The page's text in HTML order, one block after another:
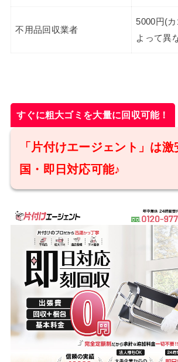
不用品回収業者
5000円(
よって異
すぐに粗大ゴミを大量に回収可能！
「片付けエージェント」は
国・即日対応可能♪